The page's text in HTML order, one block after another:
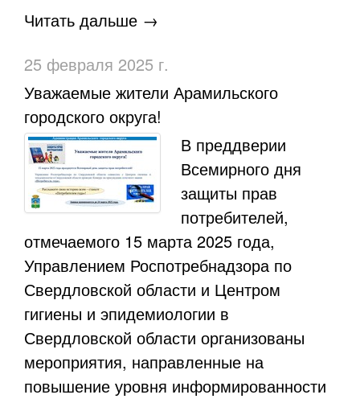
Читать дальше →
25 февраля 2025 г.
​Уважаемые жители Арамильского
городского округа!
В преддверии
Всемирного дня
защиты прав
потребителей,
отмечаемого 15 марта 2025 года,
Управлением Роспотребнадзора по
Свердловской области и Центром
гигиены и эпидемиологии в
Свердловской области организованы
мероприятия, направленные на
повышение уровня информированности